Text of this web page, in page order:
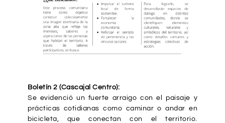
Boletín 2 (Cascajal Centro):
Se evidenció un fuerte arraigo con el paisaje y
prácticas cotidianas como caminar o andar en
bicicleta, que conectan con el territorio.